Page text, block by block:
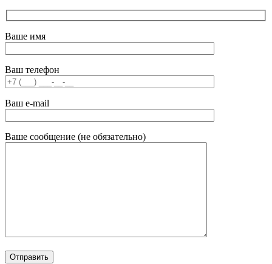
Ваше имя
Ваш телефон
Ваш e-mail
Ваше сообщение (не обязательно)